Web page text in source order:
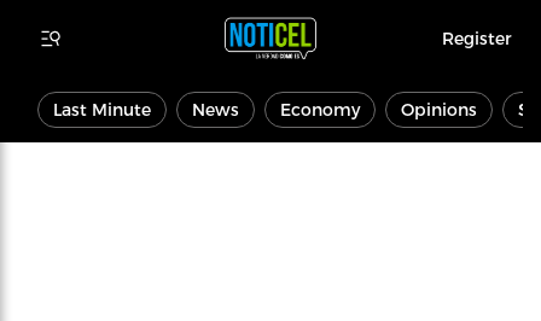
Register
Last Minute News Economy Opinions